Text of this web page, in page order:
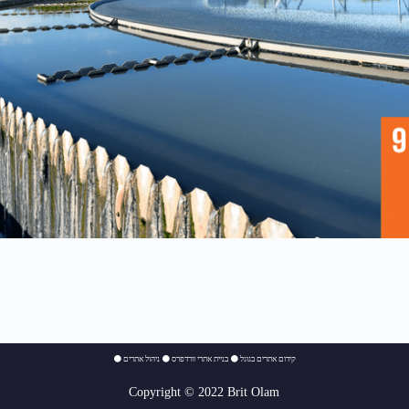
⚫ קידום אתרים בגוגל ⚫בניית אתרי וורדפרס ⚫ניהול אתרים
Copyright © 2022 Brit Olam